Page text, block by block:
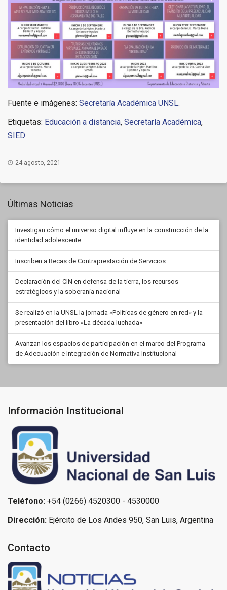
Fuente e imágenes: Secretaría Académica UNSL.
Etiquetas: Educación a distancia, Secretaría Académica,
SIED
24 agosto, 2021
Últimas Noticias
Investigan cómo el universo digital influye en la construcción de la
identidad adolescente
Inscriben a Becas de Contraprestación de Servicios
Declaración del CIN en defensa de la tierra, los recursos
estratégicos y la soberanía nacional
Se realizó en la UNSL la jornada «Políticas de género en red» y la
presentación del libro «La década luchada»
Avanzan los espacios de participación en el marco del Programa
de Adecuación e Integración de Normativa Institucional
Información Institucional
Teléfono: +54 (0266) 4520300 - 4530000
Dirección: Ejército de Los Andes 950, San Luis, Argentina
Contacto